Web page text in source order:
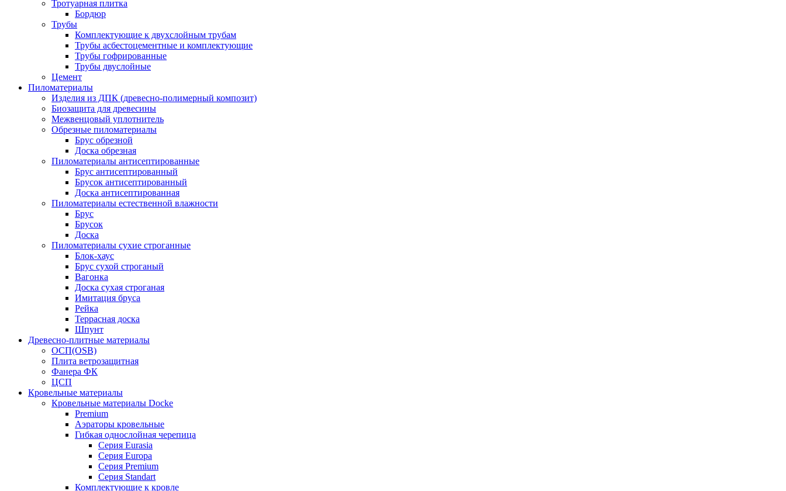
Тротуарная плитка
Бордюр
Трубы
Комплектующие к двухслойным трубам
Трубы асбестоцементные и комплектующие
Трубы гофрированные
Трубы двуслойные
Цемент
Пиломатериалы
Изделия из ДПК (древесно-полимерный композит)
Биозащита для древесины
Межвенцовый уплотнитель
Обрезные пиломатериалы
Брус обрезной
Доска обрезная
Пиломатериалы антисептированные
Брус антисептированный
Брусок антисептированный
Доска антисептированная
Пиломатериалы естественной влажности
Брус
Брусок
Доска
Пиломатериалы сухие строганные
Блок-хаус
Брус сухой строганый
Вагонка
Доска сухая строганая
Имитация бруса
Рейка
Террасная доска
Шпунт
Древесно-плитные материалы
ОСП(OSB)
Плита ветрозащитная
Фанера ФК
ЦСП
Кровельные материалы
Кровельные материалы Docke
Premium
Аэраторы кровельные
Гибкая однослойная черепица
Серия Eurasia
Серия Europa
Серия Premium
Серия Standart
Комплектующие к кровле